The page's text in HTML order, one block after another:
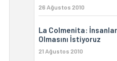
26 Ağustos 2010
La Colmenita:
Olmasını İstiyoruz
21 Ağustos 2010